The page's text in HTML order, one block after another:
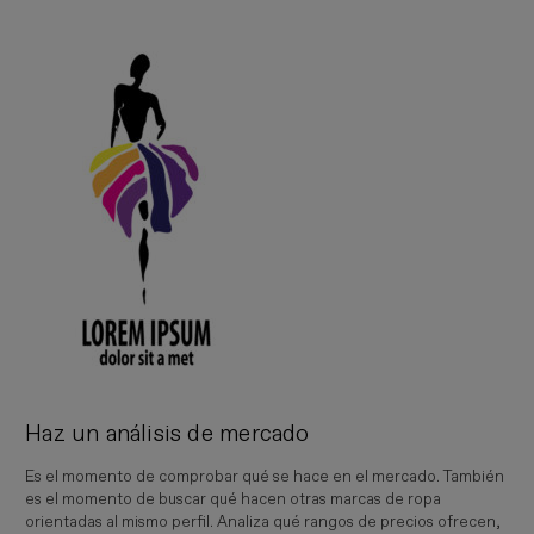
Haz un análisis de mercado
Es el momento de comprobar qué se hace en el mercado. También
es el momento de buscar qué hacen otras marcas de ropa
orientadas al mismo perfil. Analiza qué rangos de precios ofrecen,